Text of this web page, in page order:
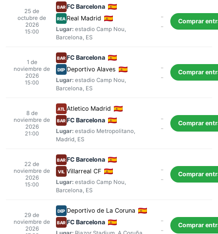
25 de
octubre de
2026
15:00
BARFC Barcelona
REA Real Madrid
Lugar: estadio Camp Nou,
Barcelona, ES
-
-
Comprar
1 de
noviembre de
2026
15:00
BARFC Barcelona
DEP Deportivo Alaves
Lugar: estadio Camp Nou,
Barcelona, ES
-
-
Comprar
8 de
noviembre de
2026
21:00
ATL Atletico Madrid
BARFC Barcelona
Lugar: estadio Metropolitano,
Madrid, ES
-
-
Comprar
22 de
noviembre de
2026
15:00
BARFC Barcelona
VIL Villarreal CF
Lugar: estadio Camp Nou,
Barcelona, ES
-
-
Comprar
29 de
noviembre de
2026
DEP Deportivo de La Coruna
BARFC Barcelona
-
-
Comprar